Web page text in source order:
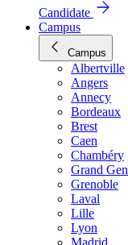
Candidate
Campus
Campus
Albertville
Angers
Annecy
Bordeaux
Brest
Caen
Chambéry
Grand
Grenoble
Laval
Lille
Lyon
Madrid